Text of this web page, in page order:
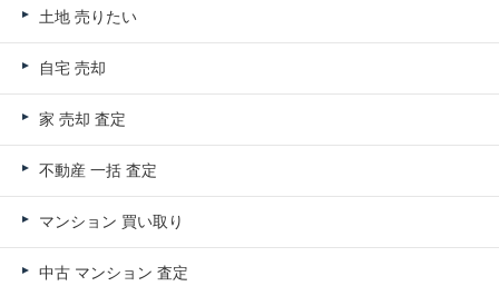
土地 売りたい
自宅 売却
家 売却 査定
不動産 一括 査定
マンション 買い取り
中古 マンション 査定